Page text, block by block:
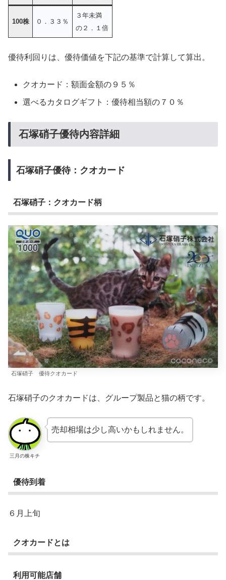
100株 ０．３３％
３年未満
の２．１倍
優待利回りは、優待価値を下記の基準で計算して算出。
クオカード：額面金額の９５％
選べるカタログギフト：優待相当額の７０％
石塚硝子優待内容詳細
石塚硝子優待：クオカード
石塚硝子：クオカード柄
石塚硝子 優待クオカード
石塚硝子のクオカードは、グループ製品と猫の柄です。
三月の株キチ
売却相場は少し高いかもしれません。
優待到着
６月上旬
クオカードとは
利用可能店舗